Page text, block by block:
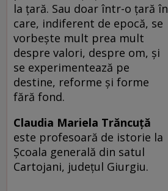
la ţară. Sau doar într-o ţară în
care, indiferent de epocă, se
vorbeşte mult prea mult
despre valori, despre om, şi
se experimentează pe
destine, reforme şi forme
fără fond.
Claudia Mariela Trăncuţă
este profesoară de istorie la
Şcoala generală din satul
Cartojani, judeţul Giurgiu.